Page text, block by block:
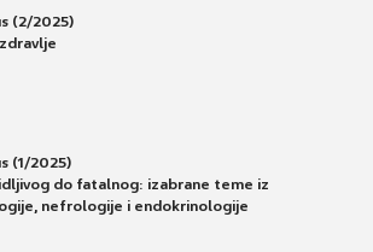
(2/2025)
(1/2025)
do fatalnog: izabrane teme iz
nefrologije i endokrinologije